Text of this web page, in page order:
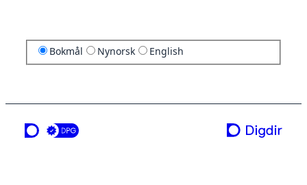
Bokmål Nynorsk English